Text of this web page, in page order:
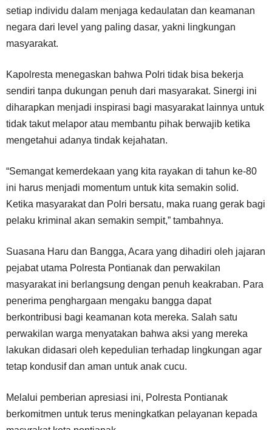
setiap individu dalam menjaga kedaulatan dan keamanan
negara dari level yang paling dasar, yakni lingkungan
masyarakat.
Kapolresta menegaskan bahwa Polri tidak bisa bekerja
sendiri tanpa dukungan penuh dari masyarakat. Sinergi ini
diharapkan menjadi inspirasi bagi masyarakat lainnya untuk
tidak takut melapor atau membantu pihak berwajib ketika
mengetahui adanya tindak kejahatan.
“Semangat kemerdekaan yang kita rayakan di tahun ke-80
ini harus menjadi momentum untuk kita semakin solid.
Ketika masyarakat dan Polri bersatu, maka ruang gerak bagi
pelaku kriminal akan semakin sempit,” tambahnya.
Suasana Haru dan Bangga, Acara yang dihadiri oleh jajaran
pejabat utama Polresta Pontianak dan perwakilan
masyarakat ini berlangsung dengan penuh keakraban. Para
penerima penghargaan mengaku bangga dapat
berkontribusi bagi keamanan kota mereka. Salah satu
perwakilan warga menyatakan bahwa aksi yang mereka
lakukan didasari oleh kepedulian terhadap lingkungan agar
tetap kondusif dan aman untuk anak cucu.
Melalui pemberian apresiasi ini, Polresta Pontianak
berkomitmen untuk terus meningkatkan pelayanan kepada